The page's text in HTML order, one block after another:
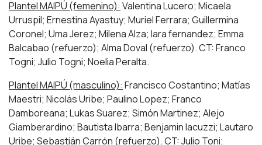
Plantel MAIPÚ (femenino): Valentina Lucero; Micaela
Urruspil; Ernestina Ayastuy; Muriel Ferrara; Guillermina
Coronel; Uma Jerez; Milena Alza; Iara fernandez; Emma
Balcabao (refuerzo); Alma Doval (refuerzo). CT: Franco
Togni; Julio Togni; Noelia Peralta.
Plantel MAIPÚ (masculino): Francisco Costantino; Matías
Maestri; Nicolás Uribe; Paulino Lopez; Franco
Damboreana; Lukas Suarez; Simón Martinez; Alejo
Giamberardino; Bautista Ibarra; Benjamin Iacuzzi; Lautaro
Uribe; Sebastián Carrón (refuerzo). CT: Julio Toni;